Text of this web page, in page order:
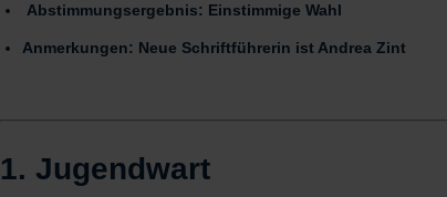
Abstimmungsergebnis: Einstimmige Wahl
Anmerkungen: Neue Schriftführerin ist Andrea Zint
1. Jugendwart